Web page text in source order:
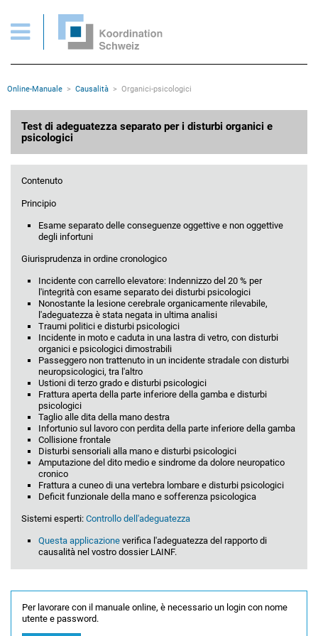
Pagine importanti
Pagina iniziale
Contenuto
Mappa del sito
Rootline
Online-Manuale Causalità Organici-psicologici
Test di adeguatezza separato per i disturbi organici e
psicologici
Contenuto
Principio
Esame separato delle conseguenze oggettive e non oggettive
degli infortuni
Giurisprudenza in ordine cronologico
Incidente con carrello elevatore: Indennizzo del 20 % per
l'integrità con esame separato dei disturbi psicologici
Nonostante la lesione cerebrale organicamente rilevabile,
l'adeguatezza è stata negata in ultima analisi
Traumi politici e disturbi psicologici
Incidente in moto e caduta in una lastra di vetro, con disturbi
organici e psicologici dimostrabili
Passeggero non trattenuto in un incidente stradale con disturbi
neuropsicologici, tra l'altro
Ustioni di terzo grado e disturbi psicologici
Frattura aperta della parte inferiore della gamba e disturbi
psicologici
Taglio alle dita della mano destra
Infortunio sul lavoro con perdita della parte inferiore della gamba
Collisione frontale
Disturbi sensoriali alla mano e disturbi psicologici
Amputazione del dito medio e sindrome da dolore neuropatico
cronico
Frattura a cuneo di una vertebra lombare e disturbi psicologici
Deficit funzionale della mano e sofferenza psicologica
Sistemi esperti: Controllo dell'adeguatezza
Questa applicazione verifica l'adeguatezza del rapporto di
causalità nel vostro dossier LAINF.
Per lavorare con il manuale online, è necessario un login con nome
utente e password.